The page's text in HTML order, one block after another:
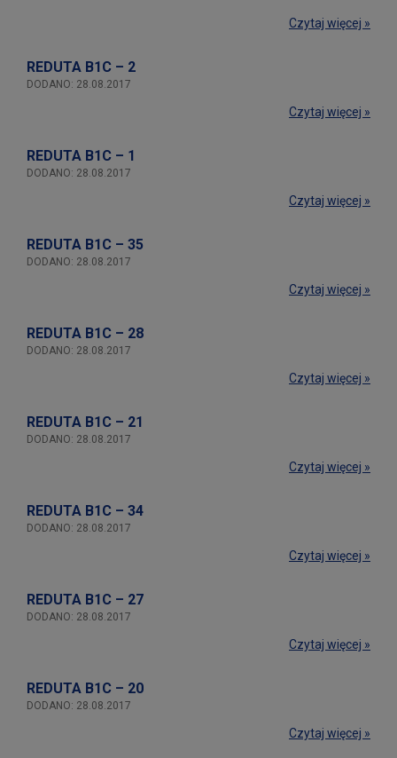
Czytaj więcej »
REDUTA B1C – 2
DODANO: 28.08.2017
Czytaj więcej »
REDUTA B1C – 1
DODANO: 28.08.2017
Czytaj więcej »
REDUTA B1C – 35
DODANO: 28.08.2017
Czytaj więcej »
REDUTA B1C – 28
DODANO: 28.08.2017
Czytaj więcej »
REDUTA B1C – 21
DODANO: 28.08.2017
Czytaj więcej »
REDUTA B1C – 34
DODANO: 28.08.2017
Czytaj więcej »
REDUTA B1C – 27
DODANO: 28.08.2017
Czytaj więcej »
REDUTA B1C – 20
DODANO: 28.08.2017
Czytaj więcej »